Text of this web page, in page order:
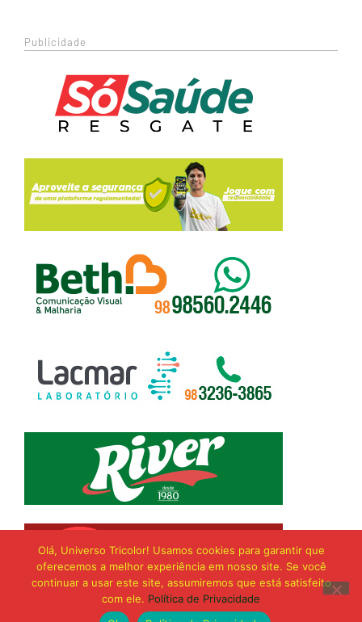
Publicidade
Olá, Universo Tricolor! Usamos cookies para garantir que
oferecemos a melhor experiência em nosso site. Se você
continuar a usar este site, assumiremos que está satisfeito
com ele. Política de Privacidade